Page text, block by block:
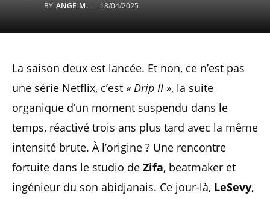
BY ANGE M. 18/04/2025
La saison deux est lancée. Et non, ce n’est pas
une série Netflix, c’est « Drip II », la suite
organique d’un moment suspendu dans le
temps, réactivé trois ans plus tard avec la même
intensité brute. À l’origine ? Une rencontre
fortuite dans le studio de Zifa, beatmaker et
ingénieur du son abidjanais. Ce jour-là, LeSevy,